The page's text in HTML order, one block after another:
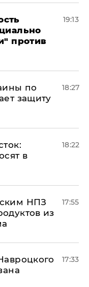
против
19:13
по
защиту
18:27
в
18:22
НПЗ
из
17:55
17:33